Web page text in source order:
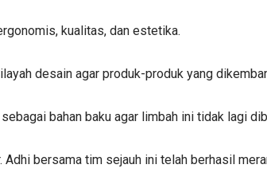
kualitas, dan estetika.
desain agar produk-produk yang
bahan baku agar limbah ini tidak lagi
bersama tim sejauh ini telah berhasil